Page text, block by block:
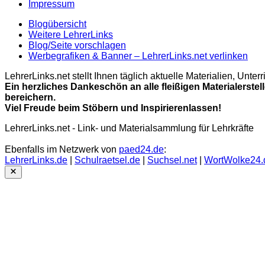
Impressum
Blogübersicht
Weitere LehrerLinks
Blog/Seite vorschlagen
Werbegrafiken & Banner – LehrerLinks.net verlinken
LehrerLinks.net stellt Ihnen täglich aktuelle Materialien,
Ein herzliches Dankeschön an alle fleißigen
bereichern.
Viel Freude beim Stöbern und Inspirierenlassen!
LehrerLinks.net - Link- und Materialsammlung für Lehrkräfte
Ebenfalls im Netzwerk von paed24.de:
LehrerLinks.de
Schulraetsel.de Suchsel.net|
Close